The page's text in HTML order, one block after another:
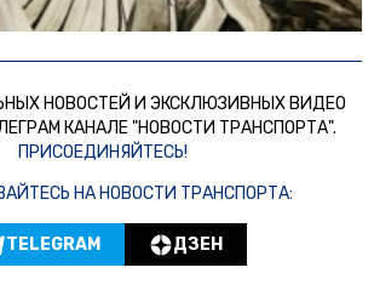
НОВОСТЕЙ И ЭКСКЛЮЗИВНЫХ ВИДЕО
КАНАЛЕ "НОВОСТИ ТРАНСПОРТА".
ПРИСОЕДИНЯЙТЕСЬ!
НА НОВОСТИ ТРАНСПОРТА:
TELEGRAM ДЗЕН